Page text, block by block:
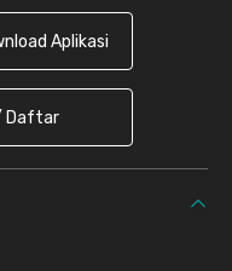
Aplikasi
Daftar